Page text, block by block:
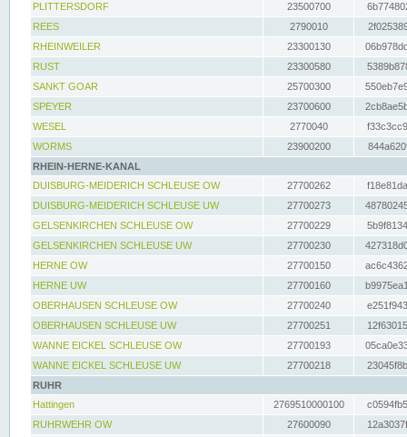
PLITTERSDORF
23500700
REES
2790010
RHEINWEILER
23300130
RUST
23300580
SANKT GOAR
25700300
SPEYER
23700600
WESEL
2770040
WORMS
23900200
RHEIN-HERNE-KANAL
DUISBURG-MEIDERICH SCHLEUSE OW
27700262
DUISBURG-MEIDERICH SCHLEUSE UW
27700273
GELSENKIRCHEN SCHLEUSE OW
27700229
GELSENKIRCHEN SCHLEUSE UW
27700230
HERNE OW
27700150
HERNE UW
27700160
OBERHAUSEN SCHLEUSE OW
27700240
OBERHAUSEN SCHLEUSE UW
27700251
WANNE EICKEL SCHLEUSE OW
27700193
WANNE EICKEL SCHLEUSE UW
27700218
RUHR
Hattingen
2769510000100
RUHRWEHR OW
27600090